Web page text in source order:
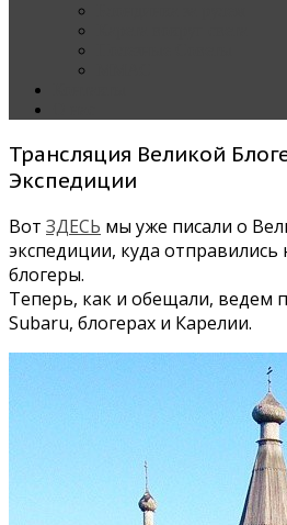
Трансляция Великой
Экспедиции
Вот ЗДЕСЬ мы уже писали о
экспедиции, куда
блогеры.
Теперь, как и обещали, ведем
Subaru, блогерах и Карелии.